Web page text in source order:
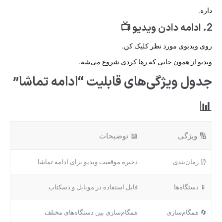
داره.
2. ادامه دادن ویدیو 📺
روی ویدیوی مورد نظر کلیک کن.
ویدیو از همون جایی که رها کردی شروع می‌شه.
جدول ویژگی‌های قابلیت “ادامه تماشا”
📊
🔢 ویژگی 📖 توضیحات
⏰ زمان‌بندی ذخیره موقعیت ویدیو برای ادامه تماشا
📱 دستگاه‌ها قابل استفاده در موبایل و دسکتاپ
🔄 همگام‌سازی همگام‌سازی بین دستگاه‌های مختلف